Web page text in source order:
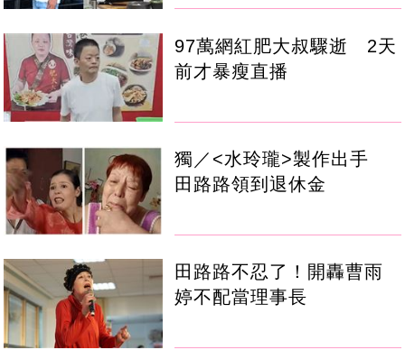
97萬網紅肥大叔驟逝 2天
前才暴瘦直播
獨／<水玲瓏>製作出手
田路路領到退休金
田路路不忍了！開轟曹雨
婷不配當理事長